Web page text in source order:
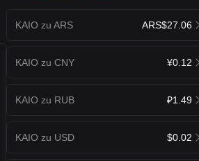
KAIO zu ARS ARS$27.06
KAIO zu CNY ¥0.12
KAIO zu RUB ₽1.49
KAIO zu USD $0.02